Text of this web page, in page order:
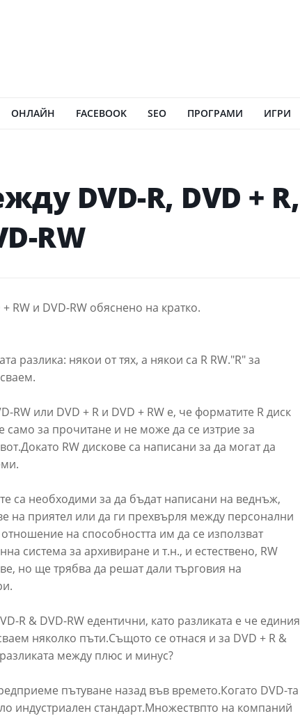
ОНЛАЙН FACEBOOK SEO ПРОГРАМИ ИГРИ
DVD-R, DVD + R,
RW
RW и DVD-RW обяснено на кратко.
разлика: някои от тях, а някои са R RW."R" за
RW или DVD + R и DVD + RW е, че форматите R диск
за прочитане и не може да се изтрие за
RW дискове са написани за да могат да
са необходими за да бъдат написани на веднъж,
на приятел или да ги прехвърля между персонални
на способността им да се използват
система за архивиране и т.н., и естествено, RW
но ще трябва да решат дали търговия на
R & DVD-RW едентични, като разликата е че единия
няколко пъти.Същото се отнася и за DVD + R &
между плюс и минус?
пътуване назад във времето.Когато DVD-та
индустриален стандарт.Множествпто на компаний